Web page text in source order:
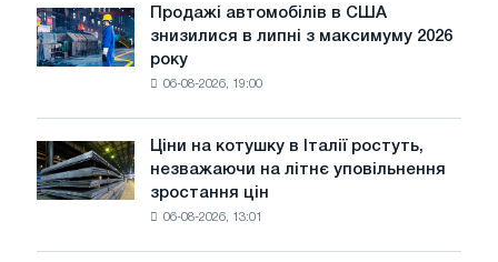
Ярославля
ЕДП:
PwC
Продажі
автомобілів
в
липні
з
року
Продажі автомобілів в США
знизилися в липні з максимуму 2026
року
06-08-2026, 19:00
Ціни
на
котушку
Ціни на котушку в Італії ростуть,
незважаючи на літнє уповільнення
зростання цін
06-08-2026, 13:01